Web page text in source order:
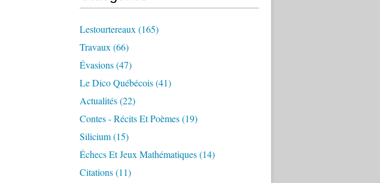
Lestourtereaux (165)
Travaux (66)
Évasions(47)
Le Dico Québécois(41)
Actualités(22)
Contes - Récits Et Poèmes(19)
Silicium(15)
Échecs Et Jeux Mathématiques(14)
Citations(11)